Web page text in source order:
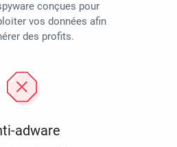
conçues pour
vos données afin
des profits.
adware